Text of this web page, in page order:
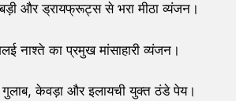
और ड्रायफ्रूट्स से भरा मीठा व्यंजन।
नाश्ते का प्रमुख मांसाहारी व्यंजन।
केवड़ा और इलायची युक्त ठंडे पेय।